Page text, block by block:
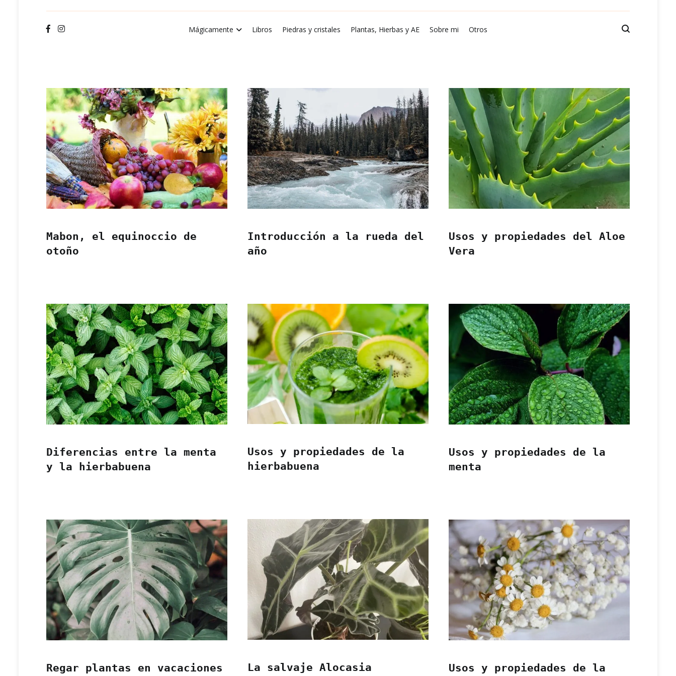
Mágicamente Libros Piedras y cristales Plantas, Hierbas y AE Sobre mi Otros
Mabon, el equinoccio de
otoño
Introducción a la rueda del
año
Usos y propiedades del Aloe
Vera
Diferencias entre la menta
y la hierbabuena
Usos y propiedades de la
hierbabuena
Usos y propiedades de la
menta
La salvaje Alocasia
Regar plantas en vacaciones
Usos y propiedades de la